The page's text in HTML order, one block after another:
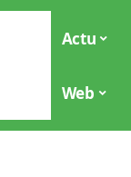
Actu
Web